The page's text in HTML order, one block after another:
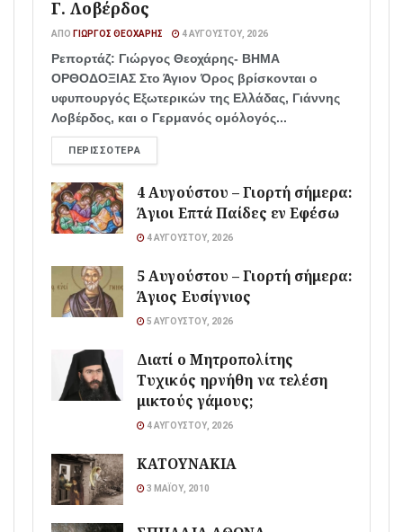
Γ. Λοβέρδος
ΑΠΌ ΓΙΏΡΓΟΣ ΘΕΟΧΆΡΗΣ 4 ΑΥΓΟΎΣΤΟΥ, 2026
Ρεπορτάζ: Γιώργος Θεοχάρης- ΒΗΜΑ
ΟΡΘΟΔΟΞΙΑΣ Στο Άγιον Όρος βρίσκονται ο
υφυπουργός Εξωτερικών της Ελλάδας, Γιάννης
Λοβέρδος, και ο Γερμανός ομόλογός...
ΠΕΡΙΣΣΌΤΕΡΑ
4 Αυγούστου – Γιορτή σήμερα:
Άγιοι Επτά Παίδες εν Εφέσω
4 ΑΥΓΟΎΣΤΟΥ, 2026
5 Αυγούστου – Γιορτή σήμερα:
Άγιος Ευσίγνιος
5 ΑΥΓΟΎΣΤΟΥ, 2026
Διατί ο Μητροπολίτης
Τυχικός ηρνήθη να τελέση
μικτούς γάμους;
4 ΑΥΓΟΎΣΤΟΥ, 2026
ΚΑΤΟΥΝΑΚΙΑ
3 ΜΑΪ́ΟΥ, 2010